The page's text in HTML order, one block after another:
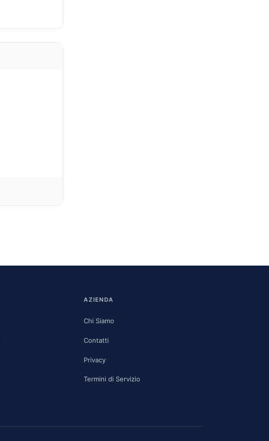
AZIENDA
Chi Siamo
Contatti
Privacy
Termini di Servizio